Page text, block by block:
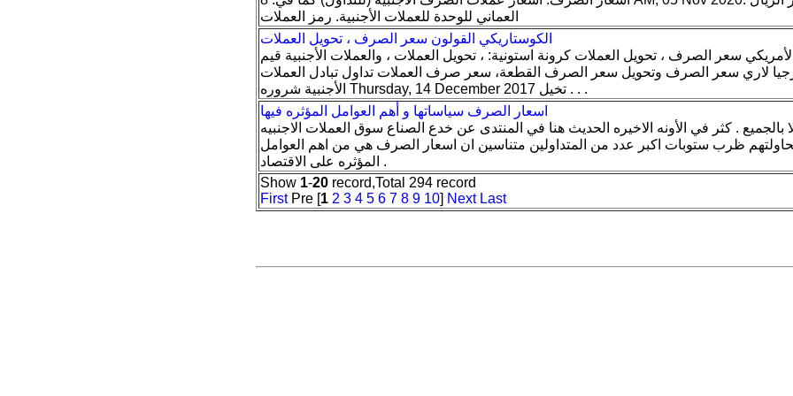
الكوستاريكي القولون سعر الصرف ، تحويل العملات
الأمريكي سعر الصرف ، تحويل العملات كرونة استونية: ، تحويل العملات ، والعملات الأجنبية قيم
لاري سعر الصرف وتحويل سعر الصرف القطعة، سعر صرف العملات تداول تبادل العملات
الأجنبية شروره Thursday, 14 December 2017 تخيل . . .
اسعار الصرف سياساتها و أهم العوامل المؤثره فيها
بالجميع . كثر في الأونه الاخيره الحديث هنا في المنتدى عن خدع الصناع سوق العملات الاجنبيه
ظرب ستوبات اكبر عدد من المتداولين متناسين ان اسعار الصرف هي من اهم العوامل
المؤثره على الاقتصاد .
Show 1-20 record,Total 294 record
FirstPre [1 2 3 4 5 6 7 8 9 10] Next Last